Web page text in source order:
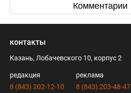
Комментарии
контакты
Казань, Лобачевского 10, корпус 2
редакция
8 (843) 202-12-10
реклама
8 (843) 203-48-47